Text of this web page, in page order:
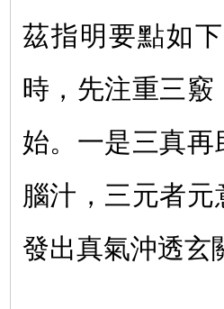
茲指明要點如
時，先注重三
始。一是三真
腦汁，三元者
發出真氣沖透玄